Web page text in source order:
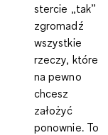
stercie „tak”
zgromadź
wszystkie
rzeczy, które
na pewno
chcesz
założyć
ponownie. To